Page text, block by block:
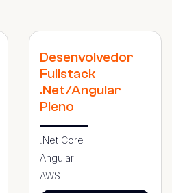
Desenvolvedor
Fullstack
.Net/Angular
Pleno
.Net Core
Angular
AWS